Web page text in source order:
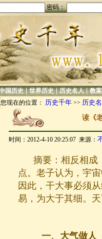
密码：
国历史|世界历史|历史名人|教
您现在的位置： 历史千年>> 历史
读《
时间：2012-4-10 20:25:07 来源：
摘要： 相反相成
点。老子认为，宇
因此，干大事必须
易，为大于其细。
一、大气做人